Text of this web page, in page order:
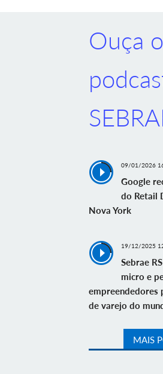
Ouça o
09/01/2026
Google
do Retail
Nova York
19/12/2025
Sebrae
micro e
empreendedores
de varejo do
MAIS